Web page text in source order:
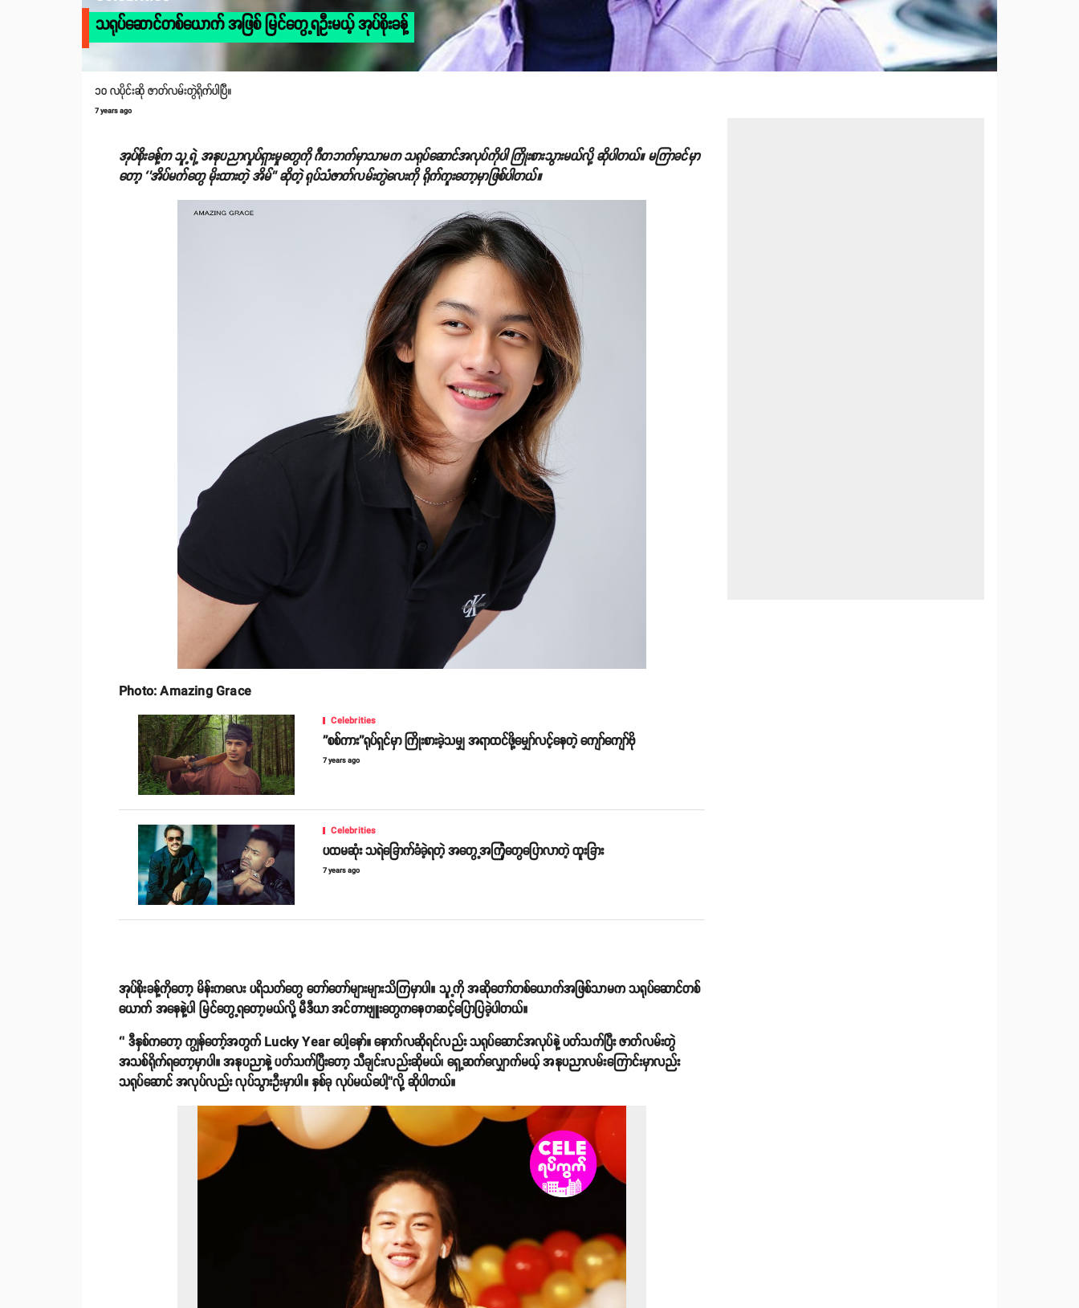
သရုပ်ဆောင်တစ်ယောက် အဖြစ် မြင်တွေ့ရဦးမယ့် အုပ်စိုးခန့်
၁၀ လပိုင်းဆို ဇာတ်လမ်းတွဲရိုက်ပါပြီ။
7 years ago
အုပ်စိုးခန့်က သူ့ရဲ့ အနုပညာလှုပ်ရှားမှုတွေကို ဂီတဘက်မှာသာမက သရုပ်ဆောင်အလုပ်ကိုပါ ကြိုးစားသွားမယ်လို့ ဆိုပါတယ်။ မကြာခင်မှာ
တော့ ‘’အိပ်မက်တွေ မိုးထားတဲ့ အိမ်’’ ဆိုတဲ့ ရုပ်သံဇာတ်လမ်းတွဲလေးကို ရိုက်ကူးတော့မှာဖြစ်ပါတယ်။
Photo: Amazing Grace
Celebrities
''စစ်ကား''ရုပ်ရှင်မှာ ကြိုးစားခဲ့သမျှ အရာထင်ဖို့မျှော်လင့်နေတဲ့ ကျော်ကျော်ဗို
7 years ago
Celebrities
ပထမဆုံး သရဲခြောက်ခံခဲ့ရတဲ့ အတွေ့အကြုံတွေပြောလာတဲ့ ထူးခြား
7 years ago
အုပ်စိုးခန့်ကိုတော့ မိန်းကလေး ပရိသတ်တွေ တော်တော်များများသိကြမှာပါ။ သူ့ကို အဆိုတော်တစ်ယောက်အဖြစ်သာမက သရုပ်ဆောင်တစ်
ယောက် အနေနဲ့ပါ မြင်တွေ့ရတော့မယ်လို့ မီဒီယာ အင်တာဗျူးတွေကနေတဆင့်ပြောပြခဲ့ပါတယ်။
‘’ ဒီနှစ်ကတော့ ကျွန်တော့်အတွက် Lucky Year ပေါ့နော်။ နောက်လဆိုရင်လည်း သရုပ်ဆောင်အလုပ်နဲ့ ပတ်သက်ပြီး ဇာတ်လမ်းတွဲ
အသစ်ရိုက်ရတော့မှာပါ။ အနုပညာနဲ့ ပတ်သက်ပြီးတော့ သီချင်းလည်းဆိုမယ်၊ ရှေ့ဆက်လျှောက်မယ့် အနုပညာလမ်းကြောင်းမှာလည်း
သရုပ်ဆောင် အလုပ်လည်း လုပ်သွားဦးမှာပါ။ နှစ်ခု လုပ်မယ်ပေါ့’’လို့ ဆိုပါတယ်။